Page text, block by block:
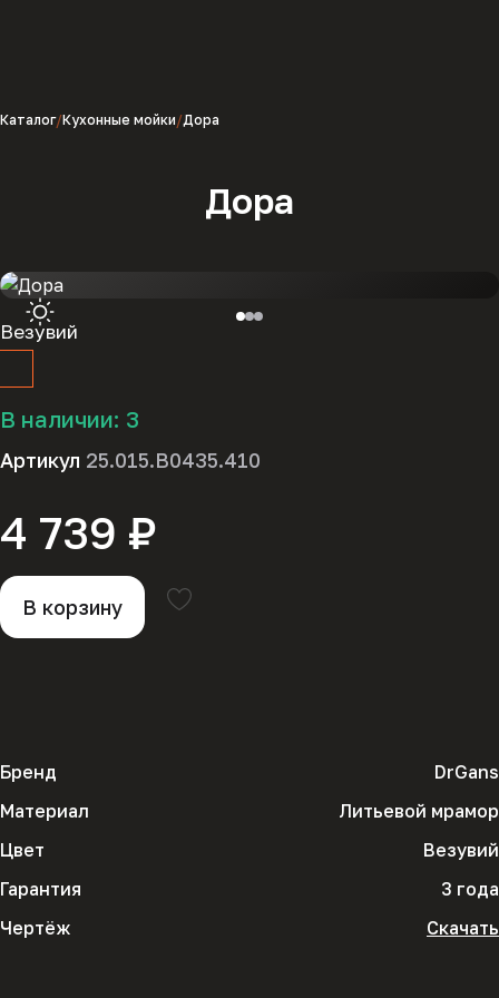
Каталог Кухонные мойки Дора
Дора
В наличии: 3
Артикул 25.015.B0435.410
4 739 ₽
В корзину
Везувий
Бренд
DrGans
Материал
Литьевой мрамор
Цвет
Везувий
Гарантия
3 года
Чертёж
Скачать